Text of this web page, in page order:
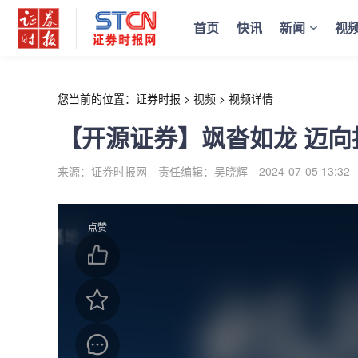
首页
快讯 新闻 视
您当前的位置： 证券时报 > 视频 > 视频详情
【开源证券】飒沓如龙 迈
来源：证券时报网 责任编辑：吴晓辉 2024-07-05 13:32
点赞